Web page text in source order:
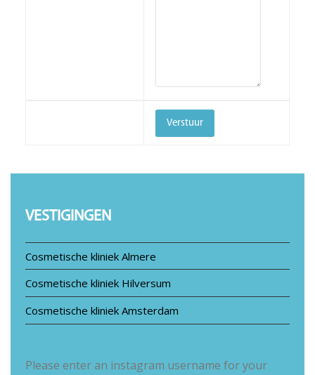
VESTIGINGEN
Cosmetische kliniek Almere
Cosmetische kliniek Hilversum
Cosmetische kliniek Amsterdam
Please enter an instagram username for your